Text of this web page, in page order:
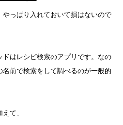
やっぱり入れておいて損はないので
ドはレシピ検索のアプリです。なの
前で検索をして調べるのが一般的
て、